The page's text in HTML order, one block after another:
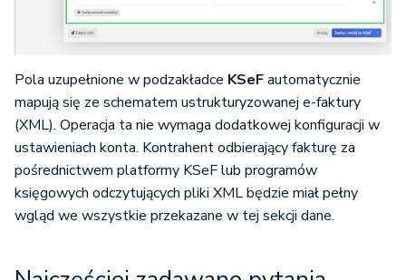
Pola uzupełnione w podzakładce KSeFautomatycznie
mapują się ze schematem ustrukturyzowanej e-faktury
(XML). Operacja ta nie wymaga dodatkowej konfiguracji w
ustawieniach konta. Kontrahent odbierający fakturę za
pośrednictwem platformy KSeF lub programów
księgowych odczytujących pliki XML będzie miał pełny
wgląd we wszystkie przekazane w tej sekcji dane.